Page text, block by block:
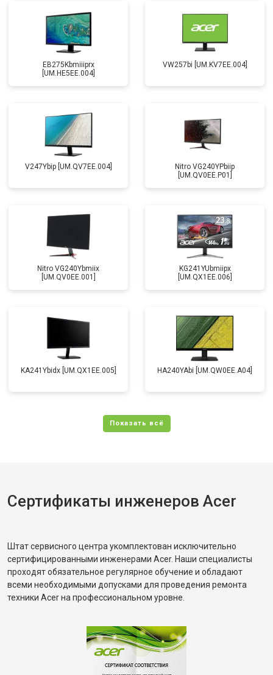
EB275Kbmiiiprx
[UM.HE5EE.004]
VW257bi [UM.KV7EE.004]
V247Ybip [UM.QV7EE.004]
Nitro VG240YPbiip
[UM.QV0EE.P01]
Nitro VG240Ybmiix
[UM.QV0EE.001]
KG241YUbmiipx
[UM.QX1EE.006]
KA241Ybidx [UM.QX1EE.005] HA240YAbi [UM.QW0EE.A04]
Сертификаты инженеров Acer
Штат сервисного центра укомплектован исключительно
сертифицированными инженерами Acer. Наши специалисты
проходят обязательное регулярное обучение и обладают
всеми необходимыми допусками для проведения ремонта
техники Acer на профессиональном уровне.